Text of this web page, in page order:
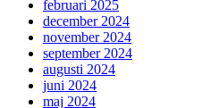
februari 2025
december 2024
november 2024
september 2024
augusti 2024
juni 2024
maj 2024